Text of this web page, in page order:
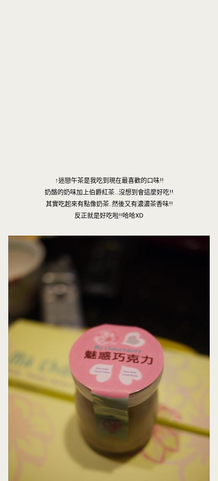
↑迷戀午茶是我吃到現在最喜歡的口味!!
奶酪的奶味加上伯爵紅茶…沒想到會這麼好吃!!
其實吃起來有點像奶茶..然後又有濃濃茶香味!!
反正就是好吃啦!!哈哈XD